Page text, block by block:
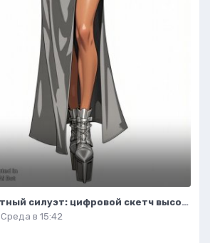
Элегантный силуэт: цифровой скетч высокой моды в студийном исполнении. Изображение из нейросети Flux 1
Среда в 15:42